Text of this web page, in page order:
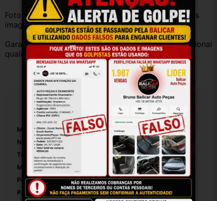
Fotos reais do produto. Peça exatamente igual à das
imagens.
Garantia válida somente com instalação por profissional
qualificado.
Especificações
Marca: Hyundai
Número De Peça: 26716
Tipo De Veículo: Carro/Caminhonete
Material Da Dobradiça De Porta Para Carro: Ferro
Posição Da Dobradiça De Porta Para Carro: Traseiro
Pasador E Buchas Incluídos: